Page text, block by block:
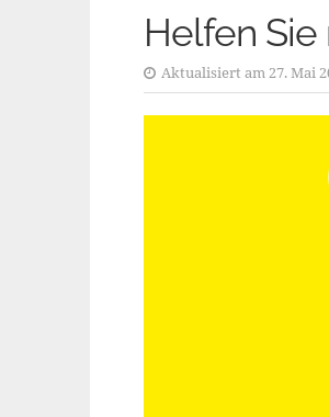
Helfen
Aktualisiert am 27. Mai